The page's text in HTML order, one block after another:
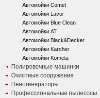
Автомойки Comet
Автомойки Lavor
Автомойки Blue Clean
Автомойки AT
Автомойки Black&Decker
Автомойки Karcher
Автомойки Kometa
Полировочные машинки
Очистные сооружения
Пеногенераторы
Профессиональные пылесосы